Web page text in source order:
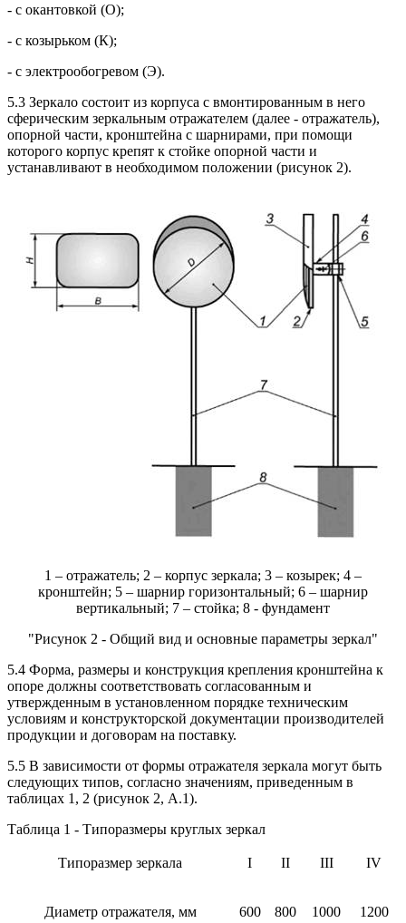
- с окантовкой (О);
- с козырьком (К);
- с электрообогревом (Э).
5.3 Зеркало состоит из корпуса с вмонтированным в него
сферическим зеркальным отражателем (далее - отражатель),
опорной части, кронштейна с шарнирами, при помощи
которого корпус крепят к стойке опорной части и
устанавливают в необходимом положении (рисунок 2).
1 – отражатель; 2 – корпус зеркала; 3 – козырек; 4 –
кронштейн; 5 – шарнир горизонтальный; 6 – шарнир
вертикальный; 7 – стойка; 8 - фундамент
"Рисунок 2 - Общий вид и основные параметры зеркал"
5.4 Форма, размеры и конструкция крепления кронштейна к
опоре должны соответствовать согласованным и
утвержденным в установленном порядке техническим
условиям и конструкторской документации производителей
продукции и договорам на поставку.
5.5 В зависимости от формы отражателя зеркала могут быть
следующих типов, согласно значениям, приведенным в
таблицах 1, 2 (рисунок 2, А.1).
Таблица 1 - Типоразмеры круглых зеркал
Типоразмер зеркала I II III IV
Диаметр отражателя, мм 600 800 1000 1200